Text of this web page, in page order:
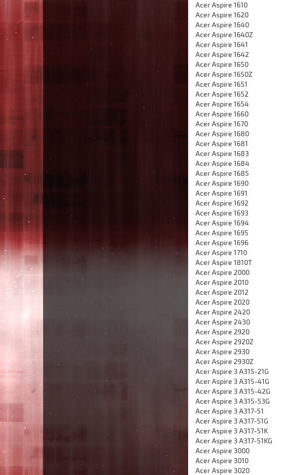
Acer Aspire 1610
Acer Aspire 1620
Acer Aspire 1640
Acer Aspire 1640Z
Acer Aspire 1641
Acer Aspire 1642
Acer Aspire 1650
Acer Aspire 1650Z
Acer Aspire 1651
Acer Aspire 1652
Acer Aspire 1654
Acer Aspire 1660
Acer Aspire 1670
Acer Aspire 1680
Acer Aspire 1681
Acer Aspire 1683
Acer Aspire 1684
Acer Aspire 1685
Acer Aspire 1690
Acer Aspire 1691
Acer Aspire 1692
Acer Aspire 1693
Acer Aspire 1694
Acer Aspire 1695
Acer Aspire 1696
Acer Aspire 1710
Acer Aspire 1810T
Acer Aspire 2000
Acer Aspire 2010
Acer Aspire 2012
Acer Aspire 2020
Acer Aspire 2420
Acer Aspire 2430
Acer Aspire 2920
Acer Aspire 2920Z
Acer Aspire 2930
Acer Aspire 2930Z
Acer Aspire 3 A315-21G
Acer Aspire 3 A315-41G
Acer Aspire 3 A315-42G
Acer Aspire 3 A315-53G
Acer Aspire 3 A317-51
Acer Aspire 3 A317-51G
Acer Aspire 3 A317-51K
Acer Aspire 3 A317-51KG
Acer Aspire 3000
Acer Aspire 3010
Acer Aspire 3020